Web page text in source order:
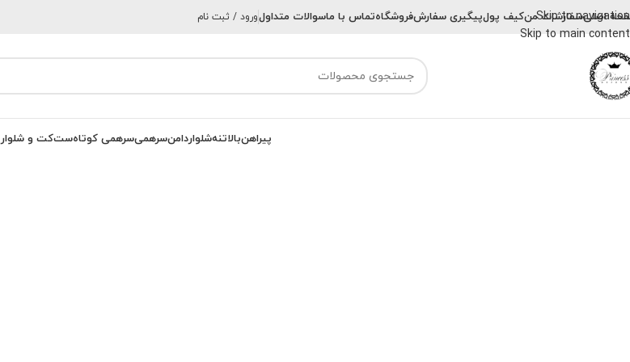
Skip to navigation
Skip to main content
اصلیسفارشات منکیف پولپیگیری سفارشفروشگاهتماس با ماسوالات متداولورود / ثبت نام
پیراهنبالاتنهشلواردامنسرهمیسرهمی کوتاهستکت و شلوار